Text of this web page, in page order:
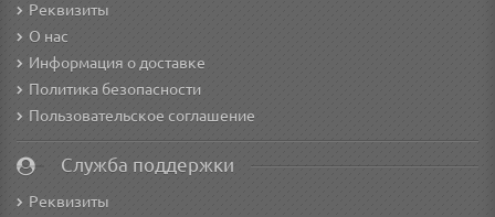
Реквизиты
О нас
Информация о доставке
Политика безопасности
Пользовательское соглашение
Служба поддержки
Реквизиты